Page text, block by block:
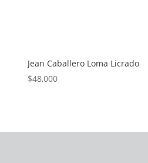
Jean Caballero Loma Licrado
$48,000